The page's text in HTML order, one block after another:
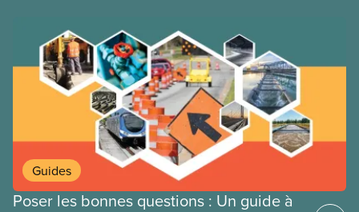
Guides
Poser les bonnes questions : Un guide à